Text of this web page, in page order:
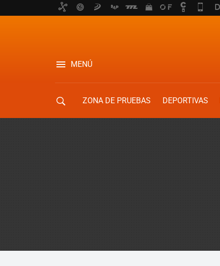
MENÚ
ZONA DE PRUEBAS DEPORTIVAS